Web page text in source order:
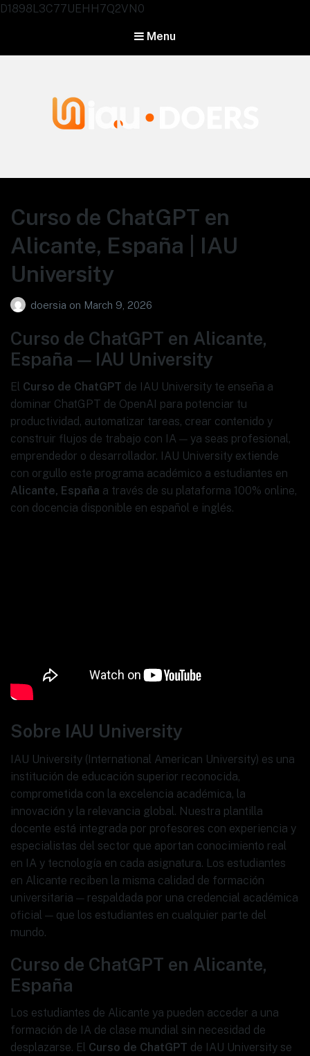
D1898L3C77UEHH7Q2VN0
Menu
Curso de ChatGPT en
Alicante, España | IAU
University
doersia on March 9, 2026
Curso de ChatGPT en Alicante,
España — IAU University
El Curso de ChatGPT de IAU University te enseña a
dominar ChatGPT de OpenAI para potenciar tu
productividad, automatizar tareas, crear contenido y
construir flujos de trabajo con IA — ya seas profesional,
emprendedor o desarrollador. IAU University extiende
con orgullo este programa académico a estudiantes en
Alicante, España a través de su plataforma 100% online,
con docencia disponible en español e inglés.
Sobre IAU University
IAU University (International American University) es una
institución de educación superior reconocida,
comprometida con la excelencia académica, la
innovación y la relevancia global. Nuestra plantilla
docente está integrada por profesores con experiencia y
especialistas del sector que aportan conocimiento real
en IA y tecnología en cada asignatura. Los estudiantes
en Alicante reciben la misma calidad de formación
universitaria — respaldada por una credencial académica
oficial — que los estudiantes en cualquier parte del
mundo.
Curso de ChatGPT en Alicante,
España
Los estudiantes de Alicante ya pueden acceder a una
formación de IA de clase mundial sin necesidad de
desplazarse. El Curso de ChatGPT de IAU University se